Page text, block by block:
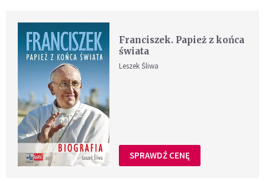
Franciszek. Papież z końca
świata
Leszek Śliwa
SPRAWDŹ CENĘ